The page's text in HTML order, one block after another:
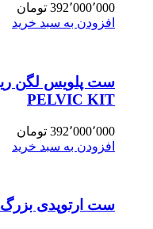
392٬000٬000 تومان
افزودن به سبد خرید
PELVIC KIT
392٬000٬000 تومان
افزودن به سبد خرید
ست ارتوپدی بزرگ 4.5 LARGE FRAGMENT